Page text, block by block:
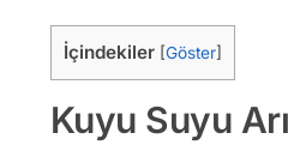
İçindekiler [Göster]
Kuyu Suyu